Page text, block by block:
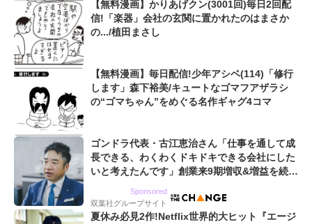
【無料漫画】かりあげクン(3001回)毎日2回配
信!「楽器」会社の玄関に置かれたのはまさか
の.../植田まさし
【無料漫画】毎日配信!少年アシベ(114)「修行
します」森下裕美/キュートなゴマフアザラシ
の“ゴマちゃん”をめぐる名作ギャグ4コマ
ゴンドラ代表・古江恵治さん「仕事を通して成
長できる、わくわくドキドキできる会社にした
いと考えたんです」創業来9期増収&増益を続け
Sponsored
双葉社グループサイト
夏休み必見2作!Netflix世界的大ヒット『エージ